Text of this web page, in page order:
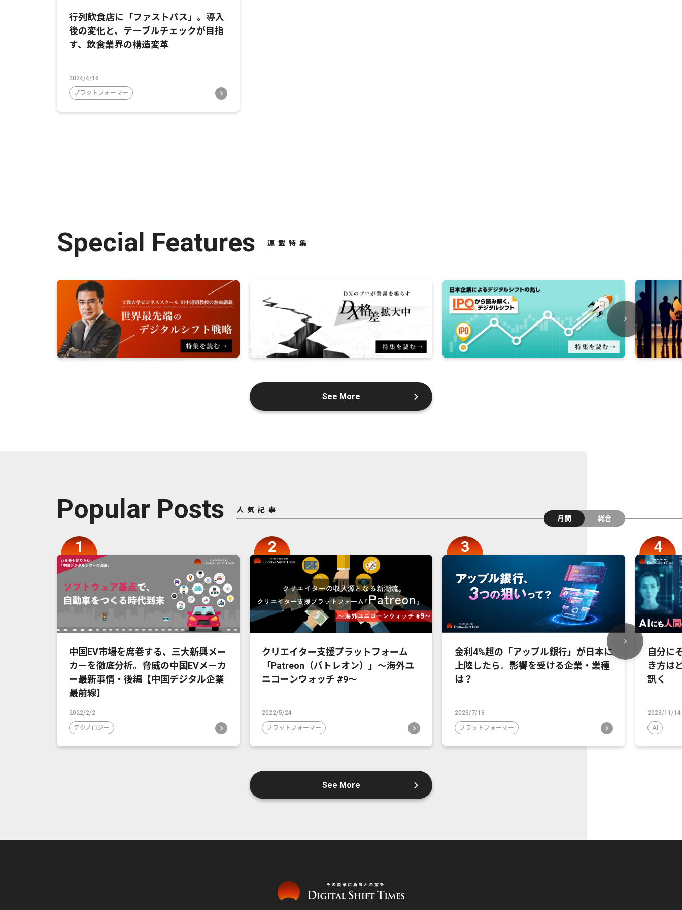
行列飲食店に「ファストパス」。導入
後の変化と、テーブルチェックが目指
す、飲食業界の構造変革
2024/4/16
プラットフォーマー
Special Features 連載特集
See More
Popular Posts
人気記事
月間
総合
中国EV市場を席巻する、三大新興メー
カーを徹底分析。脅威の中国EVメーカ
ー最新事情・後編【中国デジタル企業
最前線】
2022/2/2
テクノロジー
クリエイター支援プラットフォーム
「Patreon（パトレオン）」〜海外ユ
ニコーンウォッチ #9〜
2022/5/24
プラットフォーマー
金利4%超の「アップル銀行」が日本に
上陸したら。影響を受ける企業・業種
は？
2023/7/13
プラットフォーマー
自分に
き方は
訊く
2023/11/14
AI
See More